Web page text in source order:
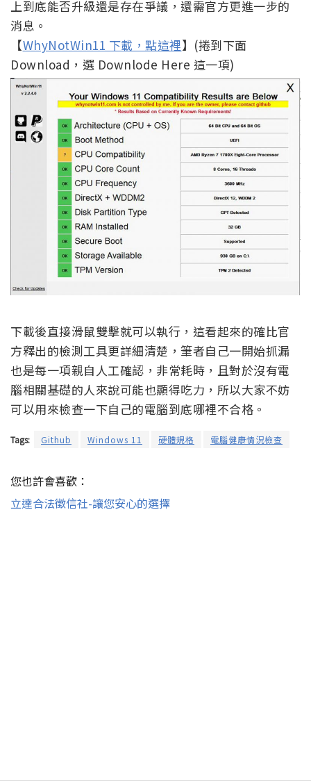
上到底能否升級還是存在爭議，還需官方更進一步的
消息。
【WhyNotWin11 下載，點這裡】(捲到下面
Download，選 Downlode Here 這一項)
下載後直接滑鼠雙擊就可以執行，這看起來的確比官
方釋出的檢測工具更詳細清楚，筆者自己一開始抓漏
也是每一項親自人工確認，非常耗時，且對於沒有電
腦相關基礎的人來說可能也顯得吃力，所以大家不妨
可以用來檢查一下自己的電腦到底哪裡不合格。
Tags: Github Windows 11 硬體規格 電腦健康情況檢查
您也許會喜歡：
立達合法徵信社-讓您安心的選擇